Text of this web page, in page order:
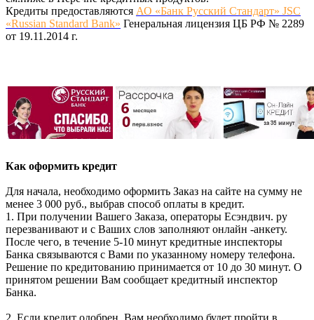
Кредиты предоставляются АО «Банк Русский Стандарт» JSC
«Russian Standard Bank» Генеральная лицензия ЦБ РФ № 2289
от 19.11.2014 г.
Как оформить кредит
Для начала, необходимо оформить Заказ на сайте на сумму не
менее 3 000 руб., выбрав способ оплаты в кредит.
1. При получении Вашего Заказа, операторы Есэндвич. ру
перезванивают и с Ваших слов заполняют онлайн -анкету.
После чего, в течение 5-10 минут кредитные инспекторы
Банка связываются с Вами по указанному номеру телефона.
Решение по кредитованию принимается от 10 до 30 минут. О
принятом решении Вам сообщает кредитный инспектор
Банка.